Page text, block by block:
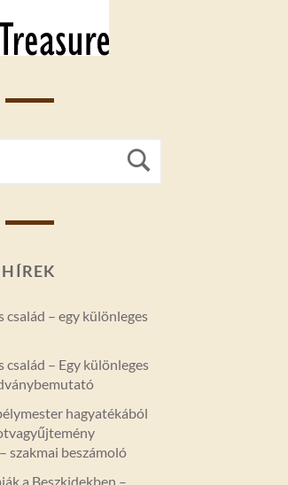
HÍREK
család – egy különleges
család – Egy különleges
hagyatékából
szakmai beszámoló
a Beszkidekben –